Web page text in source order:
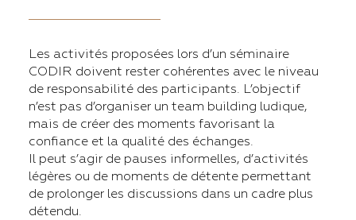
Les activités proposées lors d’un séminaire
CODIR doivent rester cohérentes avec le niveau
de responsabilité des participants. L’objectif
n’est pas d’organiser un team building ludique,
mais de créer des moments favorisant la
confiance et la qualité des échanges.
Il peut s’agir de pauses informelles, d’activités
légères ou de moments de détente permettant
de prolonger les discussions dans un cadre plus
détendu.